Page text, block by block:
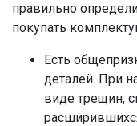
правильно
покупать
Есть
деталей. При
виде трещин,